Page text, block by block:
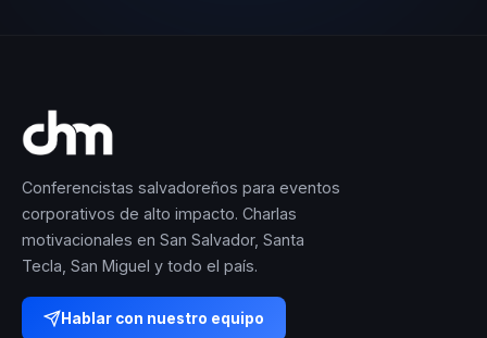
Conferencistas salvadoreños para eventos
corporativos de alto impacto. Charlas
motivacionales en San Salvador, Santa
Tecla, San Miguel y todo el país.
Hablar con nuestro equipo